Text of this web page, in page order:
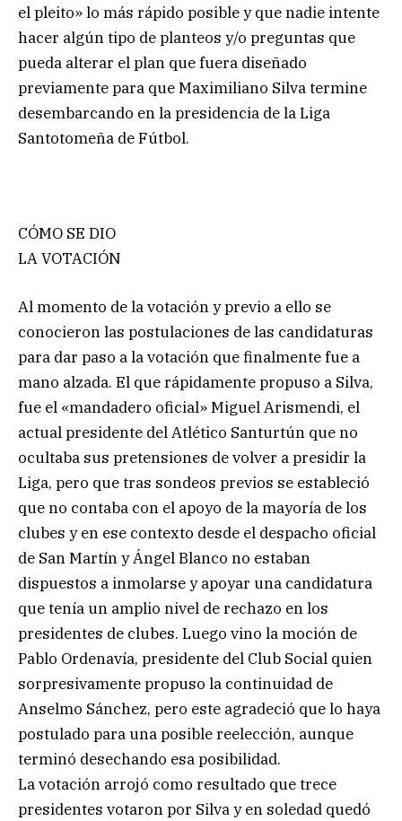
el pleito» lo más rápido posible y que nadie intente
hacer algún tipo de planteos y/o preguntas que
pueda alterar el plan que fuera diseñado
previamente para que Maximiliano Silva termine
desembarcando en la presidencia de la Liga
Santotomeña de Fútbol.
CÓMO SE DIO
LA VOTACIÓN
Al momento de la votación y previo a ello se
conocieron las postulaciones de las candidaturas
para dar paso a la votación que finalmente fue a
mano alzada. El que rápidamente propuso a Silva,
fue el «mandadero oficial» Miguel Arismendi, el
actual presidente del Atlético Santurtún que no
ocultaba sus pretensiones de volver a presidir la
Liga, pero que tras sondeos previos se estableció
que no contaba con el apoyo de la mayoría de los
clubes y en ese contexto desde el despacho oficial
de San Martín y Ángel Blanco no estaban
dispuestos a inmolarse y apoyar una candidatura
que tenía un amplio nivel de rechazo en los
presidentes de clubes. Luego vino la moción de
Pablo Ordenavía, presidente del Club Social quien
sorpresivamente propuso la continuidad de
Anselmo Sánchez, pero este agradeció que lo haya
postulado para una posible reelección, aunque
terminó desechando esa posibilidad.
La votación arrojó como resultado que trece
presidentes votaron por Silva y en soledad quedó